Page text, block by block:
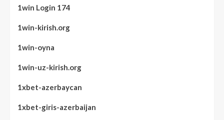
1win Login 174
1win-kirish.org
1win-oyna
1win-uz-kirish.org
1xbet-azerbaycan
1xbet-giris-azerbaijan